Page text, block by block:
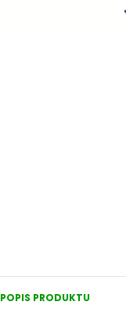
POPIS PRODUKTU